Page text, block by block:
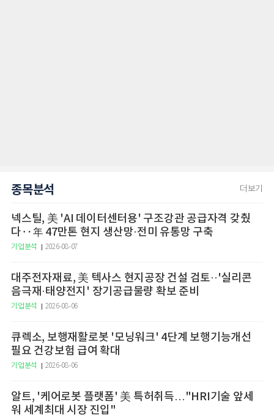
종목분석 더보기
넥스틸, 美 'AI 데이터센터용' 구조강관 공급자격 갖췄
다‥年 47만톤 현지 생산망·전미 유통망 구축
기업분석 2026-08-07
대주전자재료, 美 텍사스 현지공장 건설 검토··'실리콘
음극재·태양전지' 장기공급물량 확보 준비
기업분석 2026-08-06
큐렉소, 보행재활로봇 '모닝워크' 4단계 보행기능개선
필요 건강보험 급여 확대
기업분석 2026-08-06
알트, '케어로봇 플랫폼' 美 특허취득…"HRI기술 앞세
워 세계최대 시장 진입"